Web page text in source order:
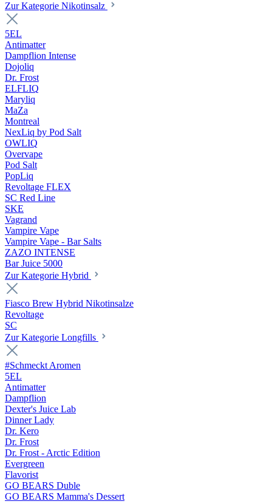
Zur Kategorie Nikotinsalz
5EL
Antimatter
Dampflion Intense
Dojoliq
Dr. Frost
ELFLIQ
Maryliq
MaZa
Montreal
NexLiq by Pod Salt
OWLIQ
Overvape
Pod Salt
PopLiq
Revoltage FLEX
SC Red Line
SKE
Vagrand
Vampire Vape
Vampire Vape - Bar Salts
ZAZO INTENSE
Bar Juice 5000
Zur Kategorie Hybrid
Fiasco Brew Hybrid Nikotinsalze
Revoltage
SC
Zur Kategorie Longfills
#Schmeckt Aromen
5EL
Antimatter
Dampflion
Dexter's Juice Lab
Dinner Lady
Dr. Kero
Dr. Frost
Dr. Frost - Arctic Edition
Evergreen
Flavorist
GO BEARS Duble
GO BEARS Mamma's Dessert